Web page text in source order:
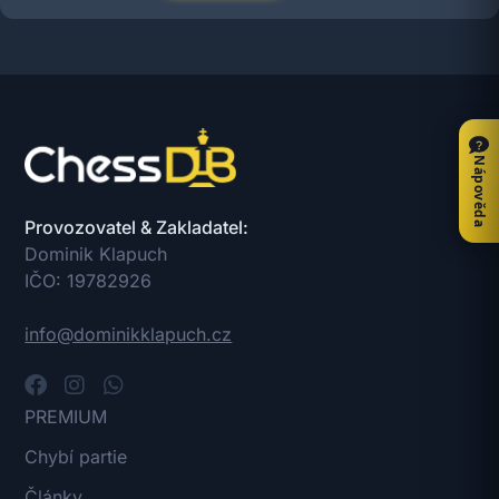
Provozovatel & Zakladatel:
Dominik Klapuch
IČO: 19782926
info@dominikklapuch.cz
PREMIUM
Chybí partie
Nápověda